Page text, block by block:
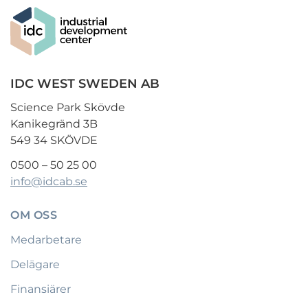
IDC WEST SWEDEN AB
Science Park Skövde
Kanikegränd 3B
549 34 SKÖVDE
0500 – 50 25 00
info@idcab.se
OM OSS
Medarbetare
Delägare
Finansiärer